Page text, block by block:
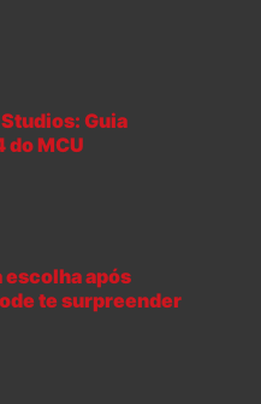
Guia
do MCU
escolha após
te surpreender